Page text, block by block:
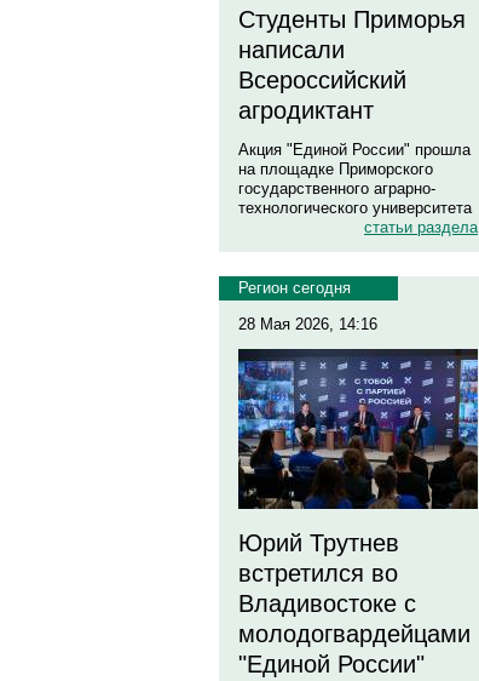
Студенты Приморья
написали
Всероссийский
агродиктант
Акция "Единой России" прошла
на площадке Приморского
государственного аграрно-
технологического университета
статьи раздела
Регион сегодня
28 Мая 2026, 14:16
Юрий Трутнев
встретился во
Владивостоке с
молодогвардейцами
"Единой России"